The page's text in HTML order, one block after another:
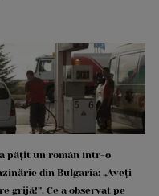
a pățit un român într-o
din Bulgaria: „Aveți
grijă!”. Ce a observat pe